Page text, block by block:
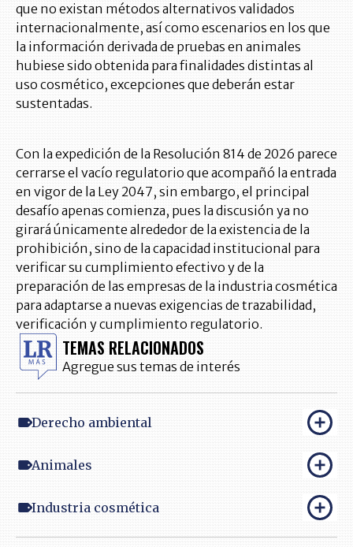
que no existan métodos alternativos validados
internacionalmente, así como escenarios en los que
la información derivada de pruebas en animales
hubiese sido obtenida para finalidades distintas al
uso cosmético, excepciones que deberán estar
sustentadas.
Con la expedición de la Resolución 814 de 2026 parece
cerrarse el vacío regulatorio que acompañó la entrada
en vigor de la Ley 2047, sin embargo, el principal
desafío apenas comienza, pues la discusión ya no
girará únicamente alrededor de la existencia de la
prohibición, sino de la capacidad institucional para
verificar su cumplimiento efectivo y de la
preparación de las empresas de la industria cosmética
para adaptarse a nuevas exigencias de trazabilidad,
verificación y cumplimiento regulatorio.
TEMAS RELACIONADOS
Agregue sus temas de interés
Derecho ambiental
Animales
Industria cosmética